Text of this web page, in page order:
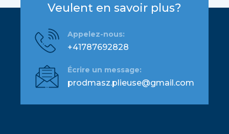
Veulent en savoir plus?
Appelez-nous:
+41787692828
Écrire un message:
prodmasz.plieuse@gmail.com